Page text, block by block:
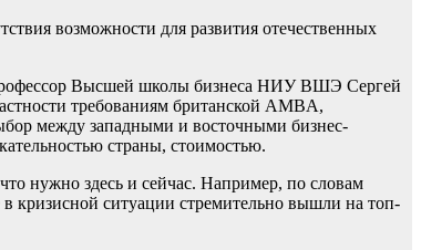
возможности для развития отечественных
профессор Высшей школы бизнеса НИУ ВШЭ Сергей
требованиям британской AMBA,
между западными и восточными бизнес-
страны, стоимостью.
нужно здесь и сейчас. Например, по словам
кризисной ситуации стремительно вышли на топ-